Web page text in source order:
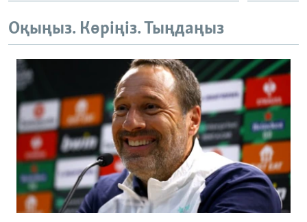
Оқыңыз. Көріңіз. Тыңдаңыз